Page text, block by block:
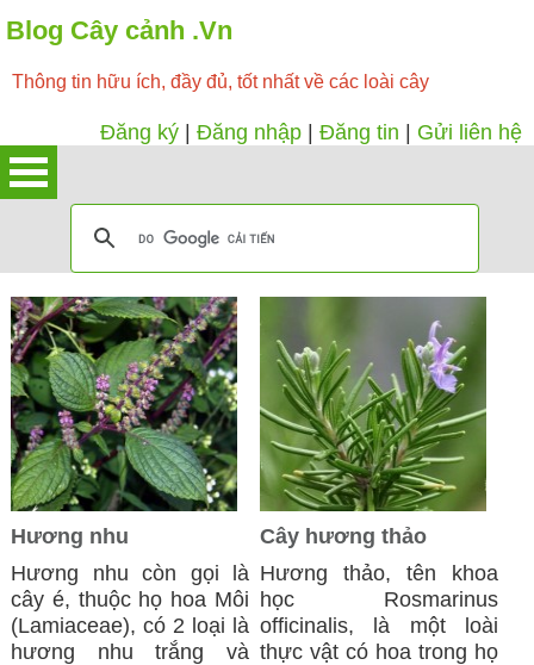
Blog Cây cảnh .Vn
Thông tin hữu ích, đầy đủ, tốt nhất về các loài cây
Đăng ký Đăng nhập Đăng tin Gửi liên hệ
Hương nhu
Hương nhu còn gọi là
cây é, thuộc họ hoa Môi
(Lamiaceae), có 2 loại là
hương nhu trắng và
Cây hương thảo
Hương thảo, tên khoa
học Rosmarinus
officinalis, là một loài
thực vật có hoa trong họ